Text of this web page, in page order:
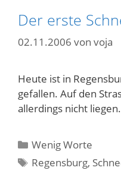
Der erste
02.11.2006 von voja
Heute ist in
gefallen. Auf den
allerdings nicht
Kategorien
Wenig Worte
Schlagwörter
Regensburg,